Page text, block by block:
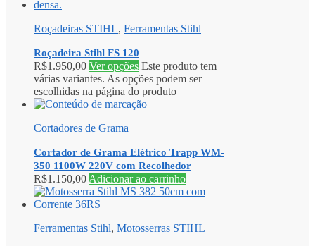
Roçadeiras STIHL, Ferramentas Stihl
Roçadeira Stihl FS 120
R$1.950,00 Ver opções Este produto tem
várias variantes. As opções podem ser
escolhidas na página do produto
Cortadores de Grama
Cortador de Grama Elétrico Trapp WM-
350 1100W 220V com Recolhedor
R$1.150,00 Adicionar ao carrinho
Ferramentas Stihl, Motosserras STIHL